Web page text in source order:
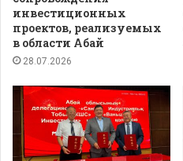
инвестиционных
проектов, реализуемых
в области Абай
28.07.2026